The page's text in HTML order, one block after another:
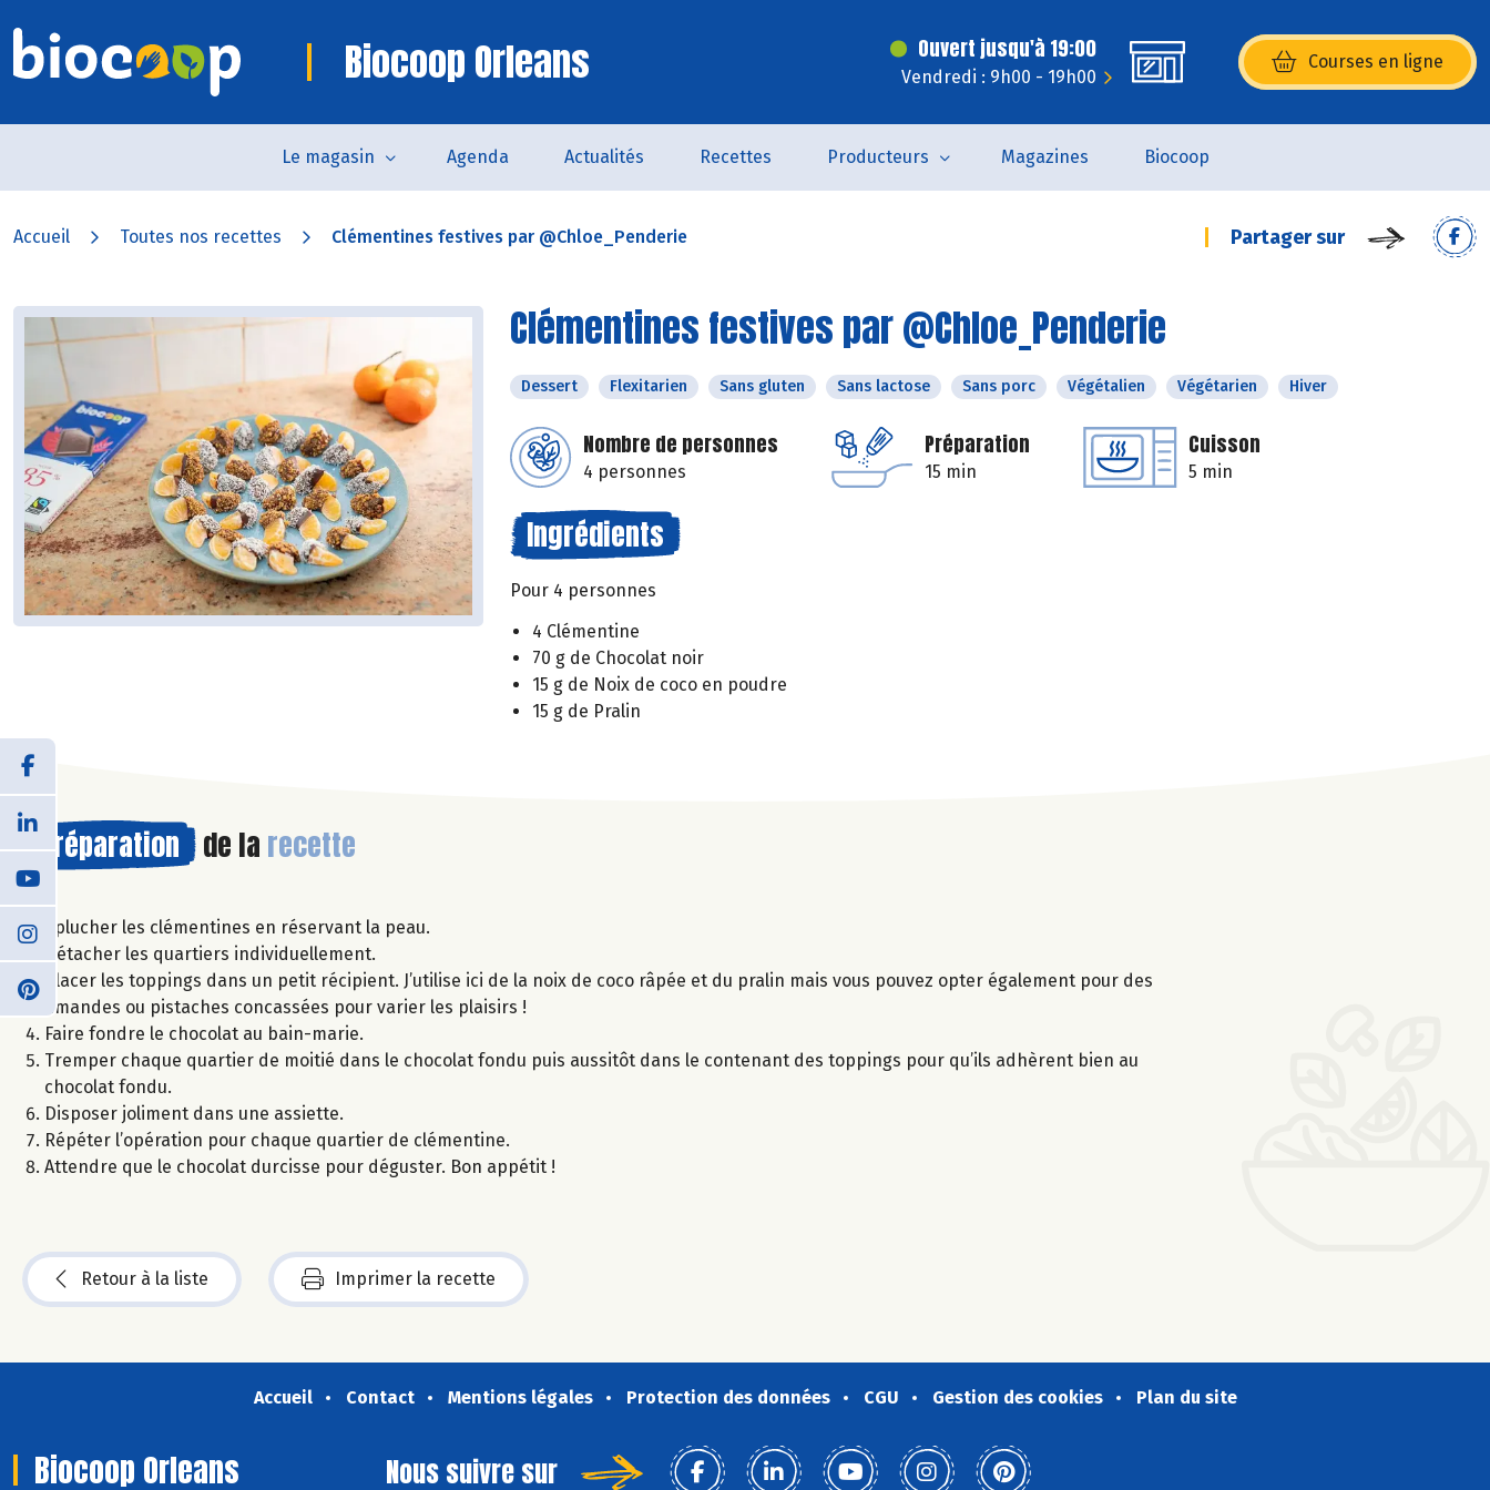
Biocoop Orleans Ouvert jusqu'à 19:00
Vendredi : 9h00 - 19h00
Courses en ligne
(s’ouvre dans une nouvelle
Le magasin Agenda Actualités Recettes Producteurs Magazines Biocoop
Accueil Toutes nos recettes Clémentines festives par @Chloe_Penderie Partager sur
Clémentines festives par @Chloe_Penderie
Dessert Flexitarien Sans gluten Sans lactose Sans porc Végétalien Végétarien Hiver
Nombre de personnes
4 personnes
Préparation
15 min
Cuisson
5 min
Ingrédients
Pour 4 personnes
4 Clémentine
70 g de Chocolat noir
15 g de Noix de coco en poudre
15 g de Pralin
Préparation de la recette
Éplucher les clémentines en réservant la peau.
Détacher les quartiers individuellement.
Placer les toppings dans un petit récipient. J’utilise ici de la noix de coco râpée et du pralin mais vous pouvez opter également pour des
amandes ou pistaches concassées pour varier les plaisirs !
Faire fondre le chocolat au bain-marie.
Tremper chaque quartier de moitié dans le chocolat fondu puis aussitôt dans le contenant des toppings pour qu’ils adhèrent bien au
chocolat fondu.
Disposer joliment dans une assiette.
Répéter l’opération pour chaque quartier de clémentine.
Attendre que le chocolat durcisse pour déguster. Bon appétit !
Retour à la liste Imprimer la recette
Accueil Contact Mentions légales Protection des données CGU Gestion des cookies Plan du site
Biocoop Orleans Nous suivre sur